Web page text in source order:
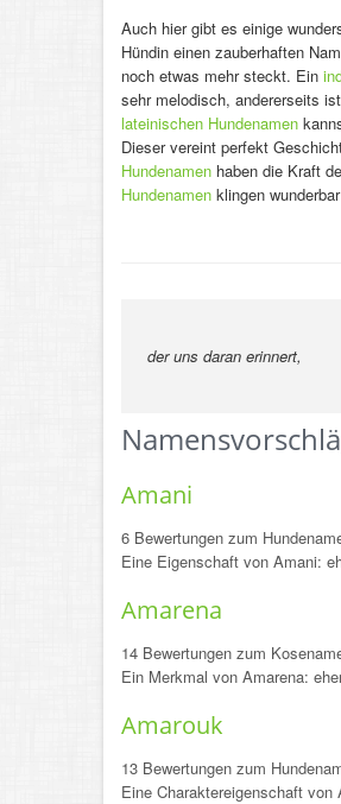
Auch hier gibt es einige
Hündin einen zauberhaften
noch etwas mehr steckt. Ein
sehr melodisch, andererseits
lateinischen Hundenamen
Dieser vereint perfekt
Hundenamen haben die Kraft
Hundenamen klingen wunderbar
„Der
der uns daran erinnert,
-Marla
Amani
6 Bewertungen zum
Eine Eigenschaft von Amani:
Amarena
14 Bewertungen zum
Ein Merkmal von Amarena:
Amarouk
13 Bewertungen zum
Eine Charaktereigenschaft von